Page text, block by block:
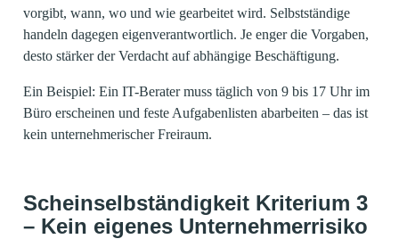
vorgibt, wann, wo und wie gearbeitet wird. Selbstständige
handeln dagegen eigenverantwortlich. Je enger die Vorgaben,
desto stärker der Verdacht auf abhängige Beschäftigung.
Ein Beispiel: Ein IT-Berater muss täglich von 9 bis 17 Uhr im
Büro erscheinen und feste Aufgabenlisten abarbeiten – das ist
kein unternehmerischer Freiraum.
Scheinselbständigkeit Kriterium 3
– Kein eigenes Unternehmerrisiko